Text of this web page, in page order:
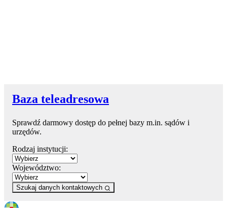
Baza teleadresowa
Sprawdź darmowy dostęp do pełnej bazy m.in. sądów i
urzędów.
Rodzaj instytucji:
Województwo:
Szukaj danych kontaktowych